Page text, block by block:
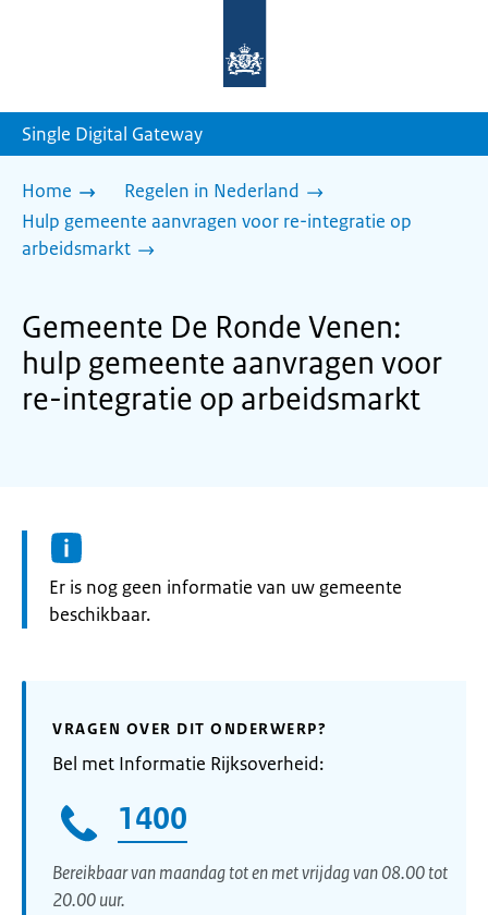
homepage
Single Digital Gateway
Home
Regelen in Nederland
Hulp gemeente aanvragen voor re-integratie op
arbeidsmarkt
Gemeente De Ronde Venen:
hulp gemeente aanvragen voor
re-integratie op arbeidsmarkt
Informatie:
Er is nog geen informatie van uw gemeente
beschikbaar.
VRAGEN OVER DIT ONDERWERP?
Bel met Informatie Rijksoverheid:
1400
Bereikbaar van maandag tot en met vrijdag van 08.00 tot
20.00 uur.